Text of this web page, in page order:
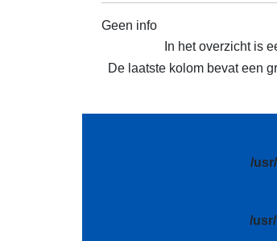
Geen info
In het overzicht is
De laatste kolom bevat een
/
/